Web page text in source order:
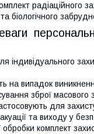
радіаційного
та біологічного
індивідуального
на випадок
зброї
для
та виходу у
комплект